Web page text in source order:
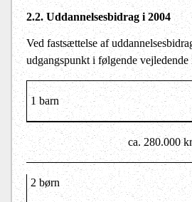
2.2. Uddannelsesbidrag i 2004
Ved fastsættelse af
udgangspunkt i følgende
1 barn
ca. 280.000
2 børn